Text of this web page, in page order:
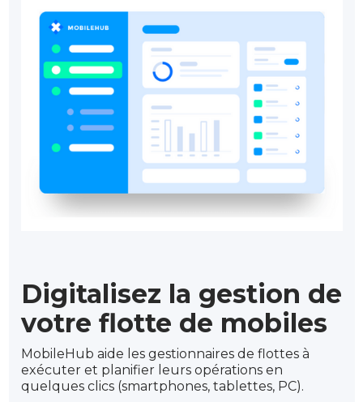
Digitalisez la gestion de
votre flotte de mobiles
MobileHub aide les gestionnaires de flottes à
exécuter et planifier leurs opérations en
quelques clics (smartphones, tablettes, PC).